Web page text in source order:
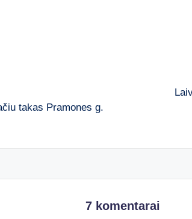
takas Pramones g.
7 komentarai